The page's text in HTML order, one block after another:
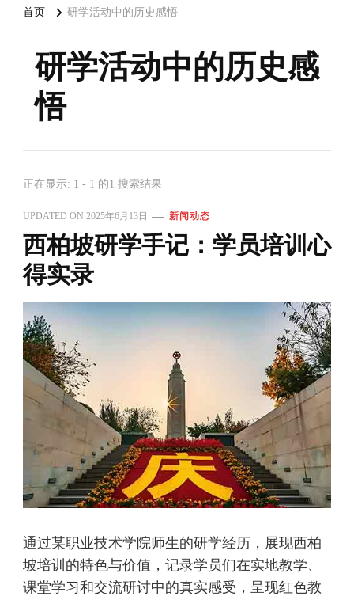
首页 研学活动中的历史感悟
研学活动中的历史感
悟
正在显示: 1 - 1 的1 搜索结果
UPDATED ON 2025年6月13日 新闻动态
西柏坡研学手记：学员培训心
得实录
通过某职业技术学院师生的研学经历，展现西柏
坡培训的特色与价值，记录学员们在实地教学、
课堂学习和交流研讨中的真实感受，呈现红色教